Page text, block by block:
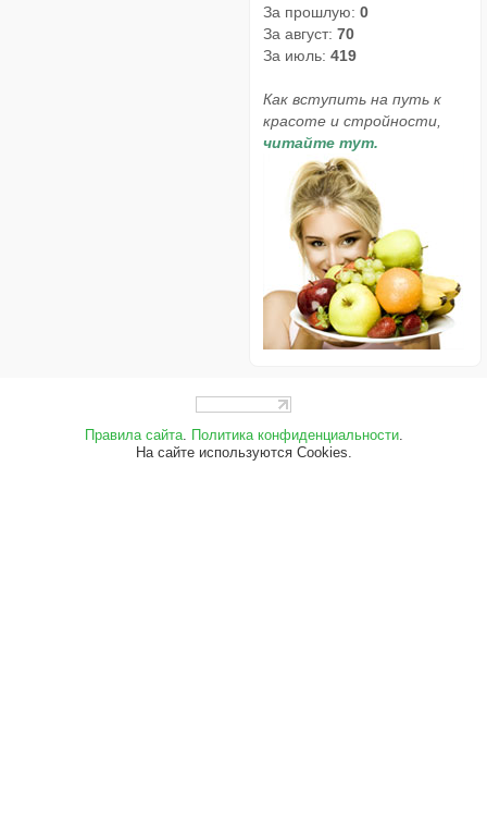
За прошлую: 0
За август: 70
За июль: 419
Как вступить на путь к
красоте и стройности,
читайте тут.
Правила сайта. Политика конфиденциальности.
На сайте используются Cookies.